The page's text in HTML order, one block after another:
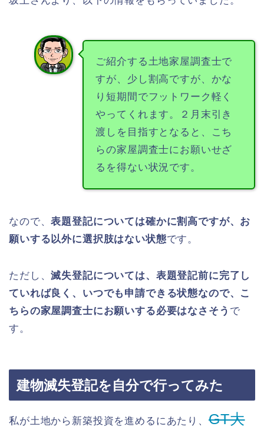
ご紹介する土地家屋調査士で
すが、少し割高ですが、かな
り短期間でフットワーク軽く
やってくれます。２月末引き
渡しを目指すとなると、こち
らの家屋調査士にお願いせざ
るを得ない状況です。
なので、表題登記については確かに割高ですが、お
願いする以外に選択肢はない状態です。
ただし、滅失登記については、表題登記前に完了し
ていれば良く、いつでも申請できる状態なので、こ
ちらの家屋調査士にお願いする必要はなさそう で
す。
建物滅失登記を自分で行ってみた
私が土地から新築投資を進めるにあたり、 GT大